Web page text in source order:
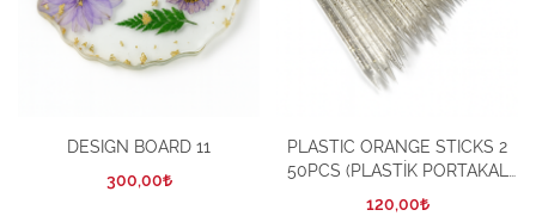
DESIGN BOARD 11
300,00
PLASTIC ORANGE STICKS 2
50PCS (PLASTİK PORTAKAL
ÇUBUĞU 50’Lİ)
120,00